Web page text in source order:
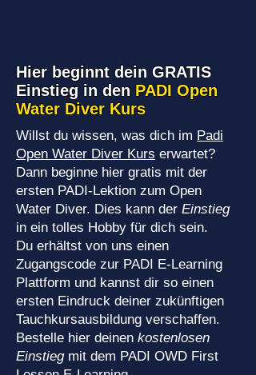
Hier beginnt dein GRATIS
Einstieg in den PADI Open
Water Diver Kurs
Willst du wissen, was dich im Padi
Open Water Diver Kurs erwartet?
Dann beginne hier gratis mit der
ersten PADI-Lektion zum Open
Water Diver. Dies kann der Einstieg
in ein tolles Hobby für dich sein.
Du erhältst von uns einen
Zugangscode zur PADI E-Learning
Plattform und kannst dir so einen
ersten Eindruck deiner zukünftigen
Tauchkursausbildung verschaffen.
Bestelle hier deinen kostenlosen
Einstiegmit dem PADI OWD First